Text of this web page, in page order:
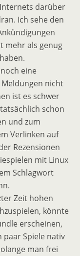
darüber
Ich sehe den
mehr als genug
eine
nicht
ist es schwer
schon
und zum
Verlinken auf
Rezensionen
mit Linux
Schlagwort
Zeit hohen
könnte
erscheinen,
paar Spiele nativ
man frei